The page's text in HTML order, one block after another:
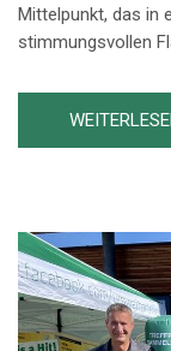
Mittelpunkt, das in
stimmungsvollen